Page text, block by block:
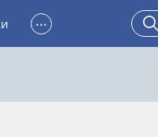
...